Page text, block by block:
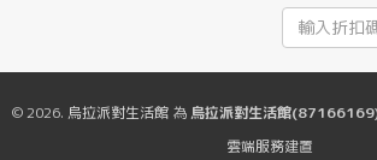
© 2026. 烏拉派對生活館 為 烏拉派對生活館
雲端服務建置